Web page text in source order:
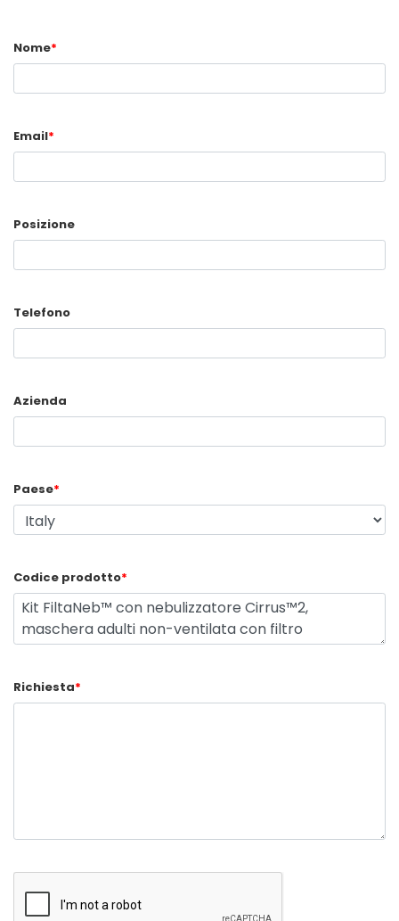
Nome*
Email*
Posizione
Telefono
Azienda
Paese*
Codice prodotto*
Richiesta*